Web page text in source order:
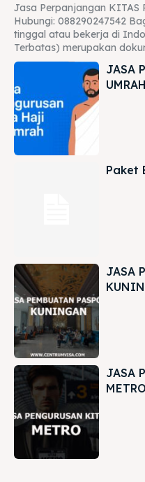
Jasa Perpanjangan KITAS
Hubungi: 088290247542
tinggal atau bekerja di
Terbatas) merupakan
JASA
UMRAH
Paket
JASA
JASA
METRO